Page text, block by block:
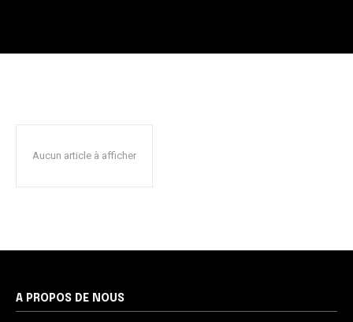
Aucun article à afficher
A PROPOS DE NOUS